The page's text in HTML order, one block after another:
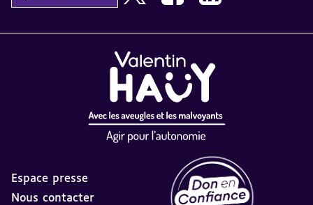
Espace presse
Nous contacter